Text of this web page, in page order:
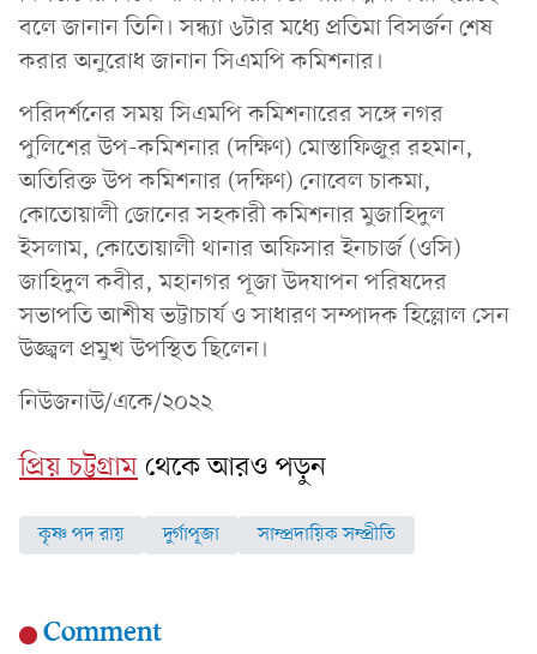
বলে জানান তিনি। সন্ধ্যা ৬টার মধ্যে প্রতিমা বিসর্জন শেষ
করার অনুরোধ জানান সিএমপি কমিশনার।
পরিদর্শনের সময় সিএমপি কমিশনারের সঙ্গে নগর
পুলিশের উপ-কমিশনার (দক্ষিণ) মোস্তাফিজুর রহমান,
অতিরিক্ত উপ কমিশনার (দক্ষিণ) নোবেল চাকমা,
কোতোয়ালী জোনের সহকারী কমিশনার মুজাহিদুল
ইসলাম, কোতোয়ালী থানার অফিসার ইনচার্জ (ওসি)
জাহিদুল কবীর, মহানগর পূজা উদযাপন পরিষদের
সভাপতি আশীষ ভট্টাচার্য ও সাধারণ সম্পাদক হিল্লোল সেন
উজ্জ্বল প্রমুখ উপস্থিত ছিলেন।
নিউজনাউ/একে/২০২২
প্রিয় চট্টগ্রামথেকে আরও পড়ুন
কৃষ্ণ পদ রায় দুর্গাপূজা সাম্প্রদায়িক সম্প্রীতি
Comment